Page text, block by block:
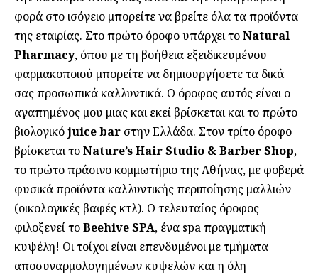
φορά στο ισόγειο μπορείτε να βρείτε όλα τα προϊόντα
της εταιρίας. Στο πρώτο όροφο υπάρχει τοNatural
Pharmacy, όπου με τη βοήθεια εξειδικευμένου
φαρμακοποιού μπορείτε να δημιουργήσετε τα δικά
σας προσωπικά καλλυντικά. Ο όροφος αυτός είναι ο
αγαπημένος μου μιας και εκεί βρίσκεται και το πρώτο
βιολογικόjuice bar στην Ελλάδα. Στον τρίτο όροφο
βρίσκεται τοNature’s Ηair Studio & Barber Shop,
το πρώτο πράσινο κομμωτήριο της Αθήνας, με φοβερά
φυσικά προϊόντα καλλυντικής περιποίησης μαλλιών
(οικολογικές βαφές κτλ). Ο τελευταίος όροφος
φιλοξενεί τοBeehive SPA, ένα spa πραγματική
κυψέλη! Οι τοίχοι είναι επενδυμένοι με τμήματα
αποσυναρμολογημένων κυψελών και η όλη